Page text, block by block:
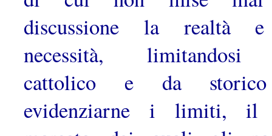
discussione la realtà
necessità,
cattolico e da
evidenziarne i limiti, il